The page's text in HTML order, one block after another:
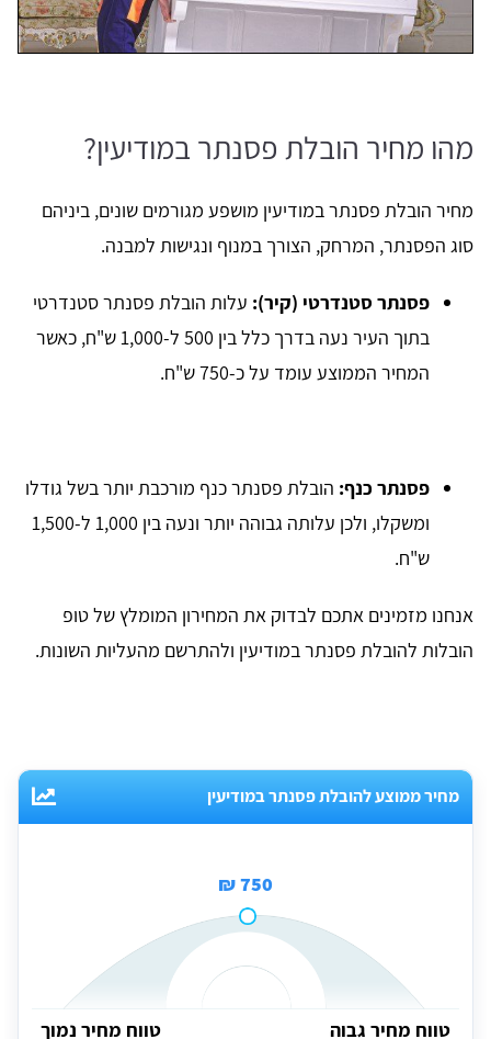
מהו מחיר הובלת פסנתר במודיעין?
מחיר הובלת פסנתר במודיעין מושפע מגורמים שונים, ביניהם
סוג הפסנתר, המרחק, הצורך במנוף ונגישות למבנה.
פסנתר סטנדרטי (קיר): עלות הובלת פסנתר סטנדרטי
בתוך העיר נעה בדרך כלל בין 500 ל-1,000 ש"ח, כאשר
המחיר הממוצע עומד על כ-750 ש"ח.
פסנתר כנף: הובלת פסנתר כנף מורכבת יותר בשל גודלו
ומשקלו, ולכן עלותה גבוהה יותר ונעה בין 1,000 ל-1,500
ש"ח.
אנחנו מזמינים אתכם לבדוק את המחירון המומלץ של טופ
הובלות להובלת פסנתר במודיעין ולהתרשם מהעליות השונות.
מחיר ממוצע להובלת פסנתר במודיעין
750 ₪
טווח מחיר גבוה טווח מחיר נמוך